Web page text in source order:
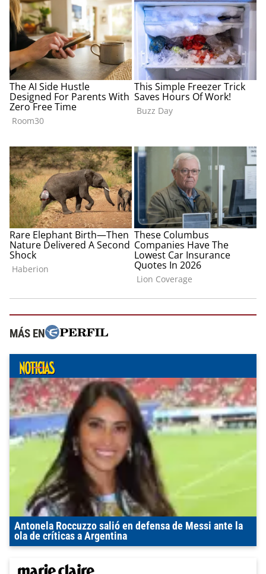
MÁS EN
Antonela Roccuzzo salió en defensa de Messi ante la
ola de críticas a Argentina